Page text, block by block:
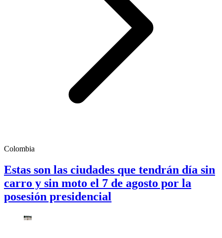
Colombia
Estas son las ciudades que tendrán día sin
carro y sin moto el 7 de agosto por la
posesión presidencial